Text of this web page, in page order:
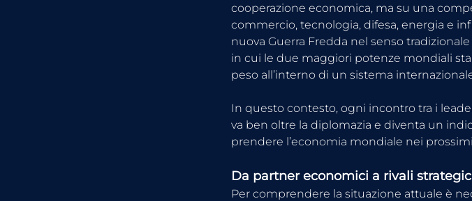
cooperazione economica, ma su una
commercio, tecnologia, difesa, energia e
nuova Guerra Fredda nel senso
in cui le due maggiori potenze mondiali
peso all’interno di un sistema
In questo contesto, ogni incontro tra i
va ben oltre la diplomazia e diventa un
prendere l’economia mondiale nei
Da partner economici a rivali
Per comprendere la situazione attuale è